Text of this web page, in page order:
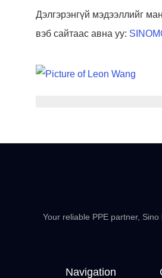
Дэлгэрэнгүй мэдээллийг
вэб сайтаас авна уу:
Your reliable PPE partner, Sino
Navigation